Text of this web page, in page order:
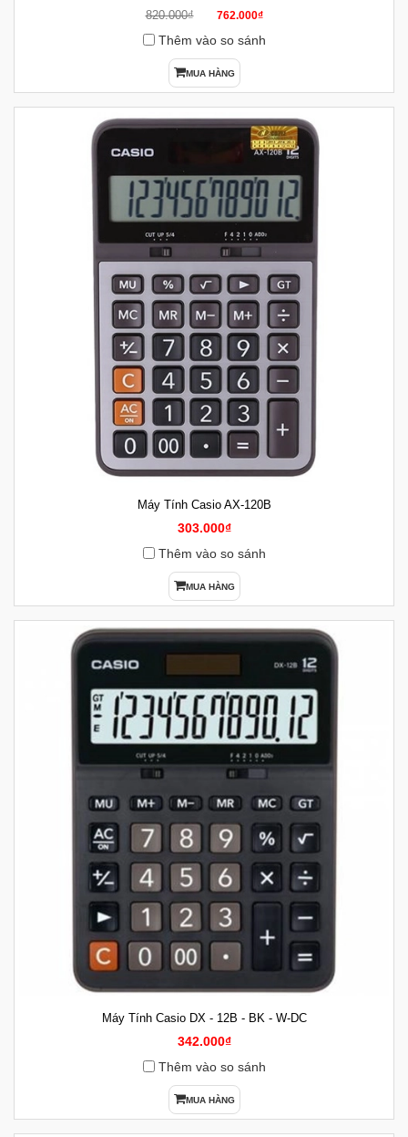
820.000₫
762.000₫
Thêm vào so sánh
MUA HÀNG
Máy Tính Casio AX-120B
303.000₫
Thêm vào so sánh
MUA HÀNG
Máy Tính Casio DX - 12B - BK - W-DC
342.000₫
Thêm vào so sánh
MUA HÀNG